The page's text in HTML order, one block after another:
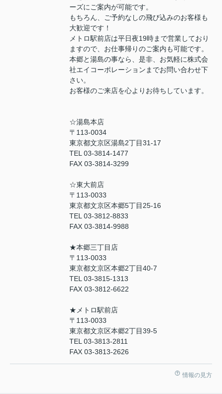
ーズにご案内が可能です。
もちろん、ご予約なしの飛び込みのお客様も
大歓迎です！
メトロ駅前店は平日夜19時まで営業しており
ますので、お仕事帰りのご案内も可能です。
本郷と湯島の事なら、是非、お気軽に株式会
社エイコーポレーションまでお問い合わせ下
さい。
お客様のご来店を心よりお待ちしています。
☆湯島本店
〒113-0034
東京都文京区湯島2丁目31-17
TEL 03-3814-1477
FAX 03-3814-3299
☆東大前店
〒113-0033
東京都文京区本郷5丁目25-16
TEL 03-3812-8833
FAX 03-3814-9988
★本郷三丁目店
〒113-0033
東京都文京区本郷2丁目40-7
TEL 03-3815-1313
FAX 03-3812-6622
★メトロ駅前店
〒113-0033
東京都文京区本郷2丁目39-5
TEL 03-3813-2811
FAX 03-3813-2626
情報の見方